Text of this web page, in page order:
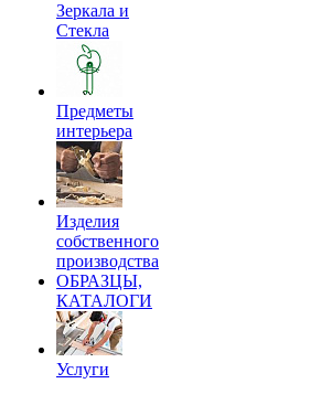
Зеркала и
Стекла
Предметы
интерьера
Изделия
собственного
производства
ОБРАЗЦЫ,
КАТАЛОГИ
Услуги